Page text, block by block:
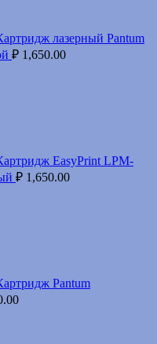
лазерный Pantum
₽ 1,650.00
EasyPrint LPM-
₽ 1,650.00
Pantum